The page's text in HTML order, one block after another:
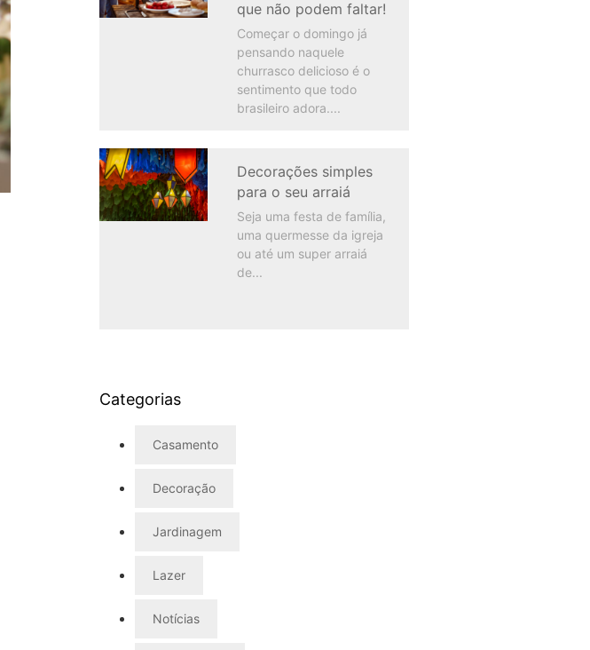
que não podem faltar!
Começar o domingo já
pensando naquele
churrasco delicioso é o
sentimento que todo
brasileiro adora.
Decorações simples
para o seu arraiá
Seja uma festa de família,
uma quermesse da igreja
ou até um super arraiá
de
Categorias
Casamento
Decoração
Jardinagem
Lazer
Notícias